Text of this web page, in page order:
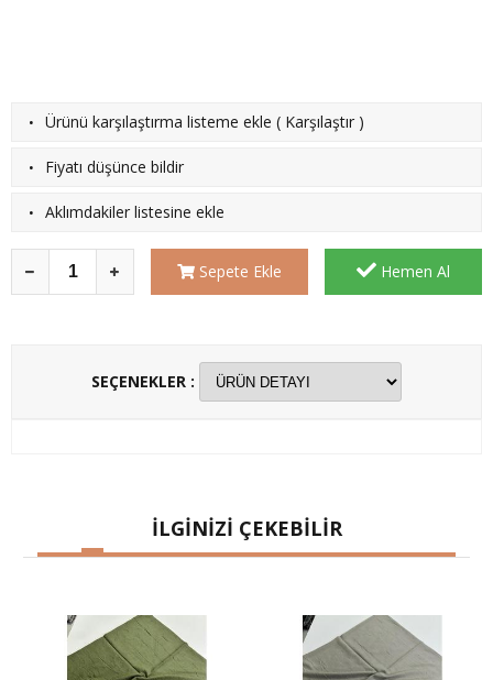
· Ürünü karşılaştırma listeme ekle ( Karşılaştır )
· Fiyatı düşünce bildir
· Aklımdakiler listesine ekle
Sepete Ekle Hemen Al
SEÇENEKLER :
İLGİNİZİ ÇEKEBİLİR